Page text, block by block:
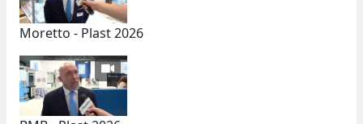
Moretto - Plast 2026